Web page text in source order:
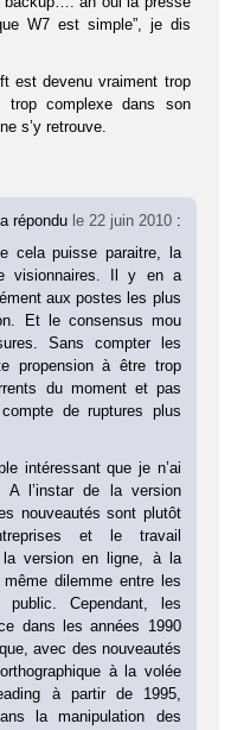
W7 est simple”, je dis
est devenu vraiment trop
complexe dans son
s’y retrouve.
a répondu le 22 juin 2010 :
cela puisse paraitre, la
visionnaires. Il y en a
aux postes les plus
Et le consensus mou
Sans compter les
propension à être trop
du moment et pas
de ruptures plus
intéressant que je n’ai
l’instar de la version
nouveautés sont plutôt
et le travail
version en ligne, à la
dilemme entre les
Cependant, les
dans les années 1990
avec des nouveautés
à la volée
à partir de 1995,
la manipulation des